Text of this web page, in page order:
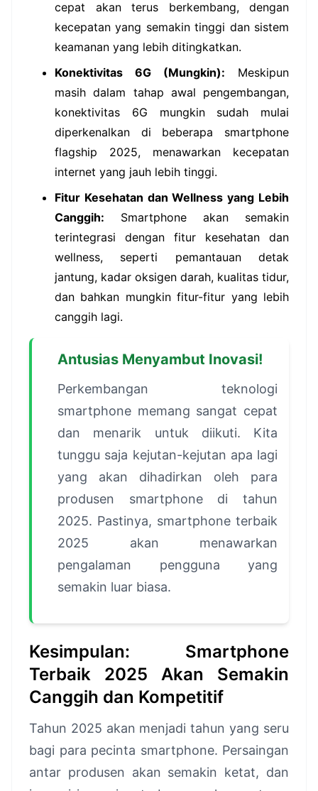
cepat akan terus berkembang, dengan
kecepatan yang semakin tinggi dan sistem
keamanan yang lebih ditingkatkan.
Konektivitas 6G (Mungkin): Meskipun
masih dalam tahap awal pengembangan,
konektivitas 6G mungkin sudah mulai
diperkenalkan di beberapa smartphone
flagship 2025, menawarkan kecepatan
internet yang jauh lebih tinggi.
Fitur Kesehatan dan Wellness yang Lebih
Canggih: Smartphone akan semakin
terintegrasi dengan fitur kesehatan dan
wellness, seperti pemantauan detak
jantung, kadar oksigen darah, kualitas tidur,
dan bahkan mungkin fitur-fitur yang lebih
canggih lagi.
Antusias Menyambut Inovasi!
Perkembangan teknologi
smartphone memang sangat cepat
dan menarik untuk diikuti. Kita
tunggu saja kejutan-kejutan apa lagi
yang akan dihadirkan oleh para
produsen smartphone di tahun
2025. Pastinya, smartphone terbaik
2025 akan menawarkan
pengalaman pengguna yang
semakin luar biasa.
Kesimpulan: Smartphone
Terbaik 2025 Akan Semakin
Canggih dan Kompetitif
Tahun 2025 akan menjadi tahun yang seru
bagi para pecinta smartphone. Persaingan
antar produsen akan semakin ketat, dan